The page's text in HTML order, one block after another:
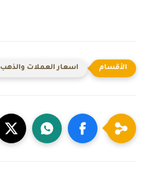
اسعار العملات والذهب